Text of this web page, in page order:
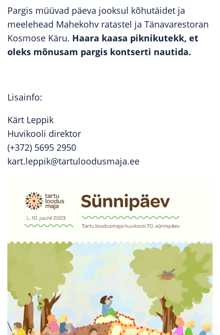
Pargis müüvad päeva jooksul kõhutäidet ja
meelehead Mahekohv ratastel ja Tänavarestoran
Kosmose Käru. Haara kaasa piknikutekk, et
oleks mõnusam pargis kontserti nautida.
Lisainfo:
Kärt Leppik
Huvikooli direktor
(+372) 5695 2950
kart.leppik@tartuloodusmaja.ee